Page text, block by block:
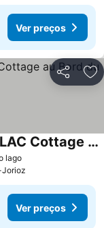
Ver preços
Partilhar
lago
Les Terrasses du Lac- Villa Le LAC Cottage au Bord du Lac d'Annecy -
Jorioz
Ver preços